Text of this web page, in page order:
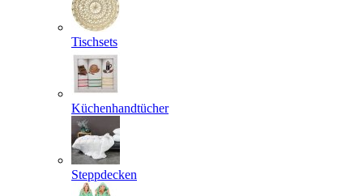
Tischsets
Küchenhandtücher
Steppdecken